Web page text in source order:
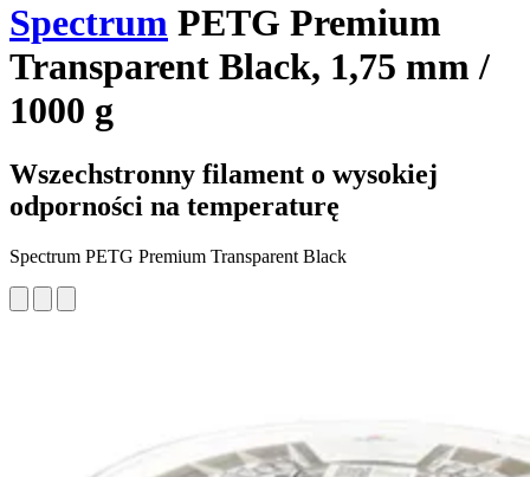
Spectrum PETG Premium
Transparent Black, 1,75 mm /
1000 g
Wszechstronny filament o wysokiej
odporności na temperaturę
Spectrum PETG Premium Transparent Black